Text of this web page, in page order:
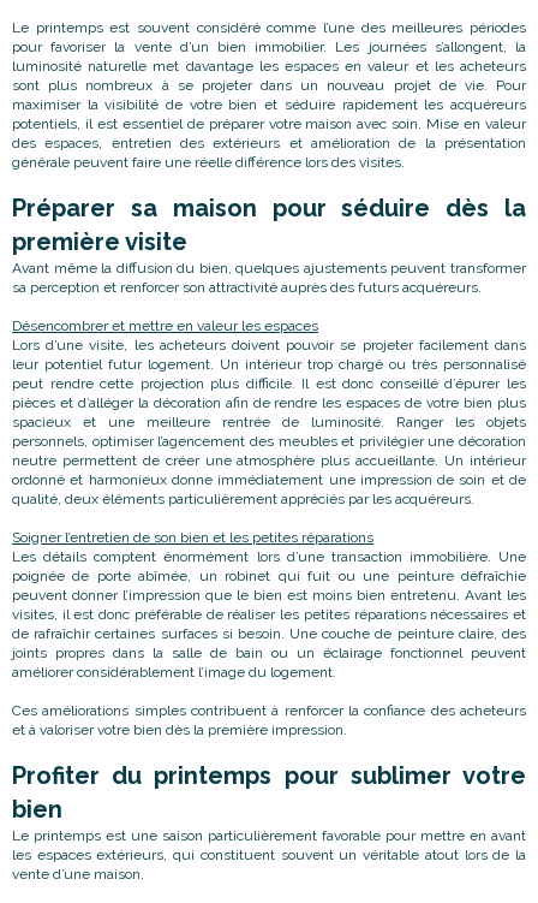
Le printemps est souvent considéré comme l’une des meilleures périodes
pour favoriser la vente d’un bien immobilier. Les journées s’allongent, la
luminosité naturelle met davantage les espaces en valeur et les acheteurs
sont plus nombreux à se projeter dans un nouveau projet de vie. Pour
maximiser la visibilité de votre bien et séduire rapidement les acquéreurs
potentiels, il est essentiel de préparer votre maison avec soin. Mise en valeur
des espaces, entretien des extérieurs et amélioration de la présentation
générale peuvent faire une réelle différence lors des visites.
Préparer sa maison pour séduire dès la
première visite
Avant même la diffusion du bien, quelques ajustements peuvent transformer
sa perception et renforcer son attractivité auprès des futurs acquéreurs.
Désencombrer et mettre en valeur les espaces
Lors d’une visite, les acheteurs doivent pouvoir se projeter facilement dans
leur potentiel futur logement. Un intérieur trop chargé ou très personnalisé
peut rendre cette projection plus difficile. Il est donc conseillé d’épurer les
pièces et d’alléger la décoration afin de rendre les espaces de votre bien plus
spacieux et une meilleure rentrée de luminosité. Ranger les objets
personnels, optimiser l’agencement des meubles et privilégier une décoration
neutre permettent de créer une atmosphère plus accueillante. Un intérieur
ordonné et harmonieux donne immédiatement une impression de soin et de
qualité, deux éléments particulièrement appréciés par les acquéreurs.
Soigner l’entretien de son bien et les petites réparations
Les détails comptent énormément lors d’une transaction immobilière. Une
poignée de porte abîmée, un robinet qui fuit ou une peinture défraîchie
peuvent donner l’impression que le bien est moins bien entretenu. Avant les
visites, il est donc préférable de réaliser les petites réparations nécessaires et
de rafraîchir certaines surfaces si besoin. Une couche de peinture claire, des
joints propres dans la salle de bain ou un éclairage fonctionnel peuvent
améliorer considérablement l’image du logement.
Ces améliorations simples contribuent à renforcer la confiance des acheteurs
et à valoriser votre bien dès la première impression.
Profiter du printemps pour sublimer votre
bien
Le printemps est une saison particulièrement favorable pour mettre en avant
les espaces extérieurs, qui constituent souvent un véritable atout lors de la
vente d’une maison.